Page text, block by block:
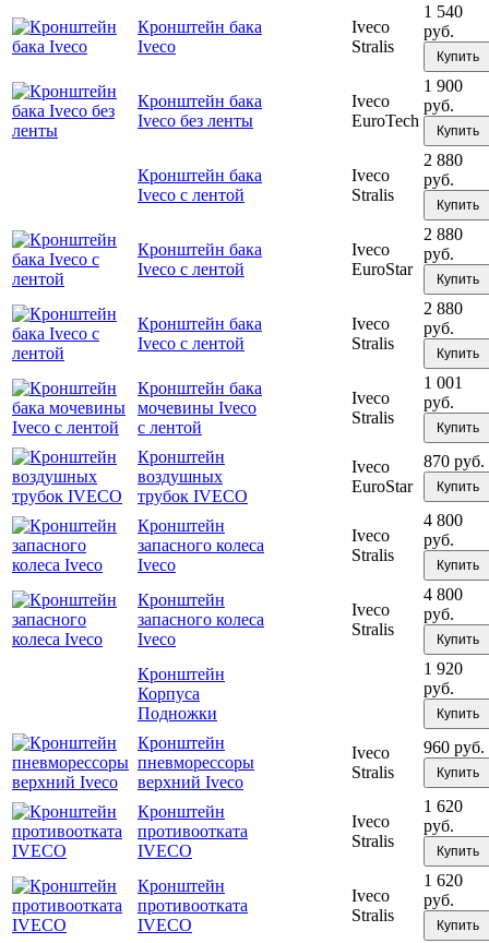
Кронштейн бака
Iveco
Iveco
Stralis
1 540
руб.
Купить
Кронштейн бака
Iveco без ленты
Iveco
EuroTech
1 900
руб.
Купить
Кронштейн бака
Iveco с лентой
Iveco
Stralis
2 880
руб.
Купить
Кронштейн бака
Iveco с лентой
Iveco
EuroStar
2 880
руб.
Купить
Кронштейн бака
Iveco с лентой
Iveco
Stralis
2 880
руб.
Купить
Кронштейн бака
мочевины Iveco
с лентой
Iveco
Stralis
1 001
руб.
Купить
Кронштейн
воздушных
трубок IVECO
Iveco
EuroStar
870 руб.
Купить
Кронштейн
запасного колеса
Iveco
Iveco
Stralis
4 800
руб.
Купить
Кронштейн
запасного колеса
Iveco
Iveco
Stralis
4 800
руб.
Купить
Кронштейн
Корпуса
Подножки
1 920
руб.
Купить
Кронштейн
пневморессоры
верхний Iveco
Iveco
Stralis
960 руб.
Купить
Кронштейн
противоотката
IVECO
Iveco
Stralis
1 620
руб.
Купить
Кронштейн
противоотката
IVECO
Iveco
Stralis
1 620
руб.
Купить